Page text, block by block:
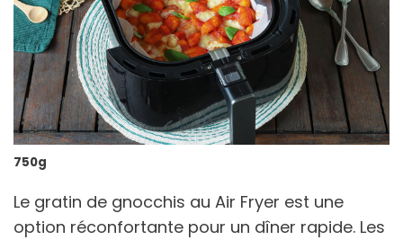
750g
Le gratin de gnocchis au Air Fryer est une
option réconfortante pour un dîner rapide. Les